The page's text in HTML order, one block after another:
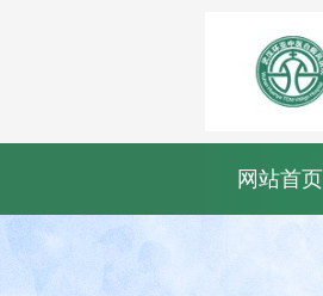
网站首页